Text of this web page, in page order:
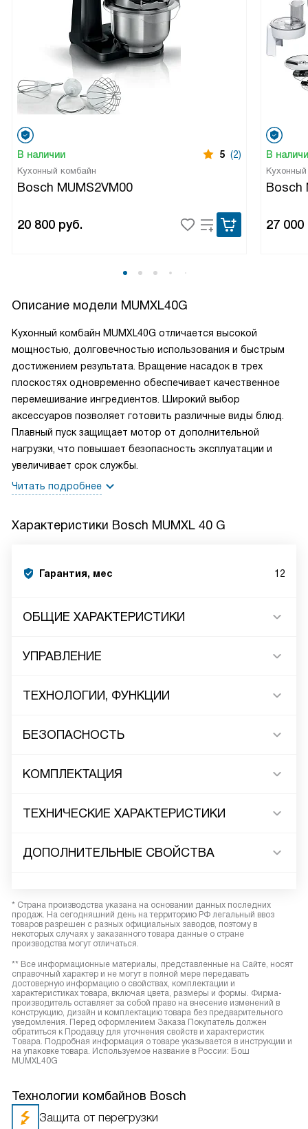
В наличии 5 (2)
Кухонный комбайн
Bosch MUMS2VM00
20 800 руб.
В
Bosch
27 000
Описание модели MUMXL40G
Кухонный комбайн MUMXL40G отличается высокой
мощностью, долговечностью использования и быстрым
достижением результата. Вращение насадок в трех
плоскостях одновременно обеспечивает качественное
перемешивание ингредиентов. Широкий выбор
аксессуаров позволяет готовить различные виды блюд.
Плавный пуск защищает мотор от дополнительной
нагрузки, что повышает безопасность эксплуатации и
увеличивает срок службы.
Читать подробнее
Характеристики Bosch MUMXL 40 G
Гарантия, мес 12
ОБЩИЕ ХАРАКТЕРИСТИКИ
УПРАВЛЕНИЕ
ТЕХНОЛОГИИ, ФУНКЦИИ
БЕЗОПАСНОСТЬ
КОМПЛЕКТАЦИЯ
ТЕХНИЧЕСКИЕ ХАРАКТЕРИСТИКИ
ДОПОЛНИТЕЛЬНЫЕ СВОЙСТВА
* Страна производства указана на основании данных последних
продаж. На сегодняшний день на территорию РФ легальный ввоз
товаров разрешен с разных официальных заводов, поэтому в
некоторых случаях у заказанного товара данные о стране
производства могут отличаться.
** Все информационные материалы, представленные на Сайте, носят
справочный характер и не могут в полной мере передавать
достоверную информацию о свойствах, комплектации и
характеристиках товара, включая цвета, размеры и формы. Фирма-
производитель оставляет за собой право на внесение изменений в
конструкцию, дизайн и комплектацию товара без предварительного
уведомления. Перед оформлением Заказа Покупатель должен
обратиться к Продавцу для уточнения свойств и характеристик
Товара. Подробная информация о товаре указывается в инструкции и
на упаковке товара. Используемое название в России: Бош
MUMXL40G
Технологии комбайнов Bosch
Защита от перегрузки